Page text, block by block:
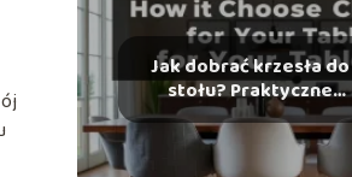
Jak dobrać krzesła do
stołu? Praktyczne
porady i wskazówki